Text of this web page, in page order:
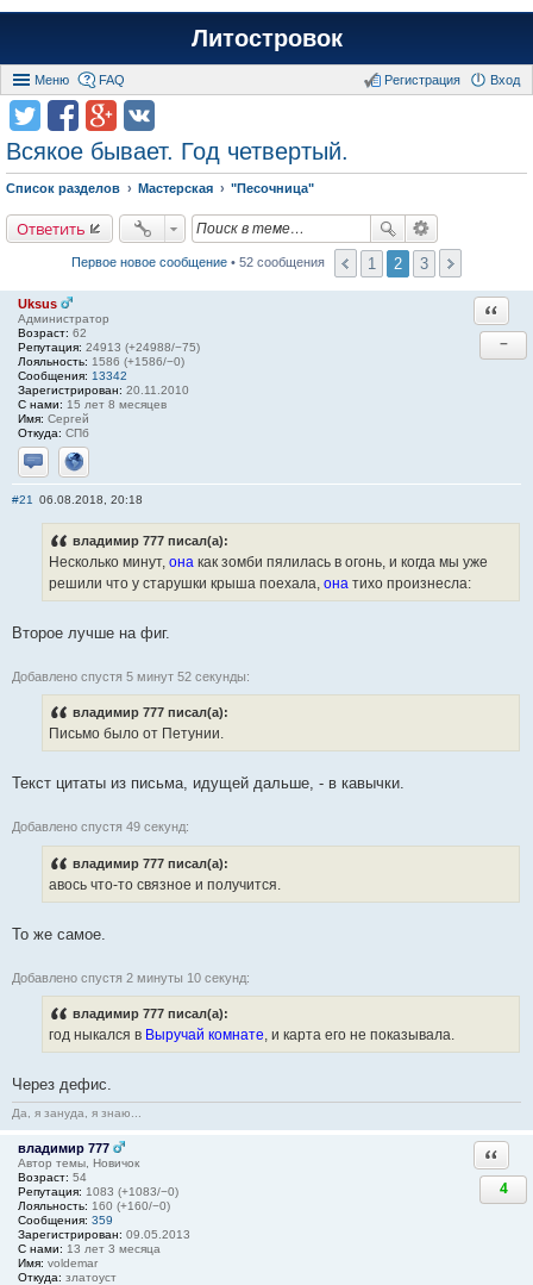
Литостровок
Меню FAQ Вход
Регистрация
Всякое бывает. Год четвертый.
Список разделов Мастерская "Песочница"
Ответить
Первое новое сообщение • 52 сообщения 1 2 3
Uksus
Администратор
Возраст: 62
Репутация: 24913 (+24988/−75)
Лояльность: 1586 (+1586/−0)
Сообщения: 13342
Зарегистрирован: 20.11.2010
С нами: 15 лет 8 месяцев
Имя: Сергей
Откуда: СПб
Отправить личное сообщение
Сайт
−
#21 06.08.2018, 20:18
владимир 777 писал(а):
Несколько минут, она как зомби пялилась в огонь, и когда мы уже
решили что у старушки крыша поехала, она тихо произнесла:
Второе лучше на фиг.
Добавлено спустя 5 минут 52 секунды:
владимир 777 писал(а):
Письмо было от Петунии.
Текст цитаты из письма, идущей дальше, - в кавычки.
Добавлено спустя 49 секунд:
владимир 777 писал(а):
авось что-то связное и получится.
То же самое.
Добавлено спустя 2 минуты 10 секунд:
владимир 777 писал(а):
год ныкался в Выручай комнате , и карта его не показывала.
Через дефис.
Да, я зануда, я знаю...
владимир 777
Автор темы, Новичок
Возраст: 54
Репутация: 1083 (+1083/−0)
Лояльность: 160 (+160/−0)
Сообщения: 359
Зарегистрирован: 09.05.2013
С нами: 13 лет 3 месяца
Имя: voldemar
Откуда: златоуст
4